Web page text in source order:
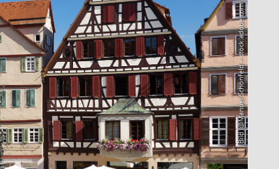
Bild: @Manuel Schönfeld – stock.adobe.com